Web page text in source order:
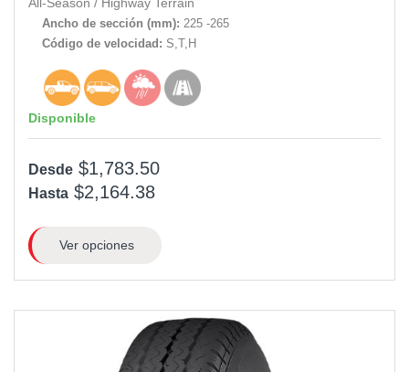
All-Season / Highway Terrain
Ancho de sección (mm): 225 -265
Código de velocidad: S,T,H
Disponible
Desde $1,783.50
Hasta $2,164.38
Ver opciones